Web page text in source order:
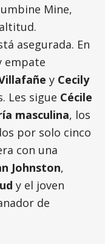
Mine,
asegurada. En
empate
y Cecily
Les sigue Cécile
masculina, los
por solo cinco
con una
Johnston,
y el joven
de